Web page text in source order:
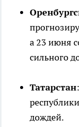
а 23 июня
сильного
Татарстан
дождей.